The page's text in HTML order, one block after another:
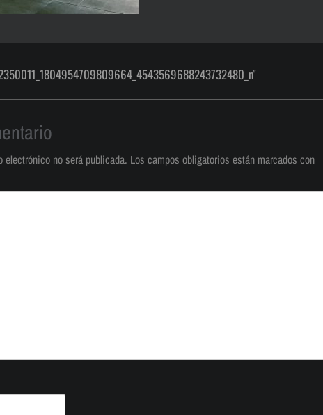
electrónico no será publicada. Los campos obligatorios están marcados con